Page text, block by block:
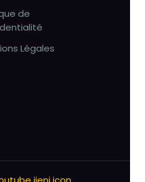
de
Légales